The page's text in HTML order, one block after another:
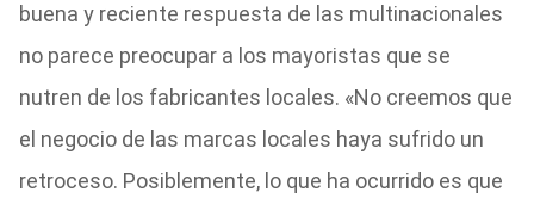
buena y reciente respuesta de las multinacionales
no parece preocupar a los mayoristas que se
nutren de los fabricantes locales. «No creemos que
el negocio de las marcas locales haya sufrido un
retroceso. Posiblemente, lo que ha ocurrido es que